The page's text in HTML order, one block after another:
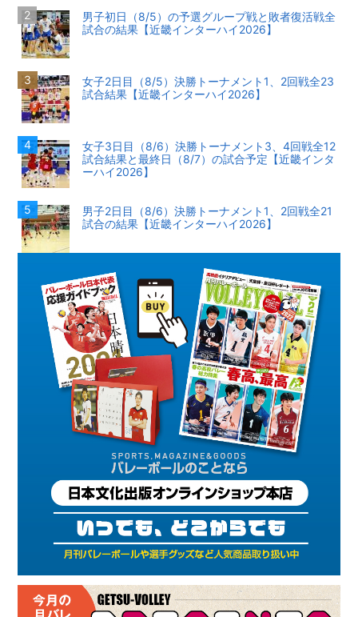
男子初日（8/5）の予選グループ戦と敗者復活戦全
試合の結果【近畿インターハイ2026】
女子2日目（8/5）決勝トーナメント1、2回戦全23
試合結果【近畿インターハイ2026】
女子3日目（8/6）決勝トーナメント3、4回戦全12
試合結果と最終日（8/7）の試合予定【近畿インタ
ーハイ2026】
男子2日目（8/6）決勝トーナメント1、2回戦全21
試合の結果【近畿インターハイ2026】